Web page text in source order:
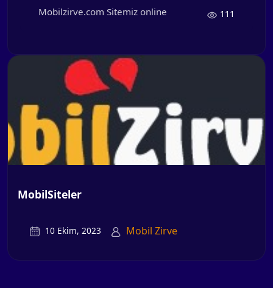
Mobilzirve.com Sitemiz online 111
MobilSiteler
10 Ekim, 2023 Mobil Zirve